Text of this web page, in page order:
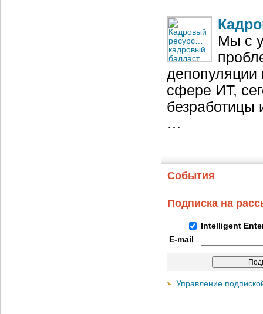
Мы с
депопуляции
сфере ИТ,
безработицы
…
События
Подписка на
Intelligent
E-mail
Управление